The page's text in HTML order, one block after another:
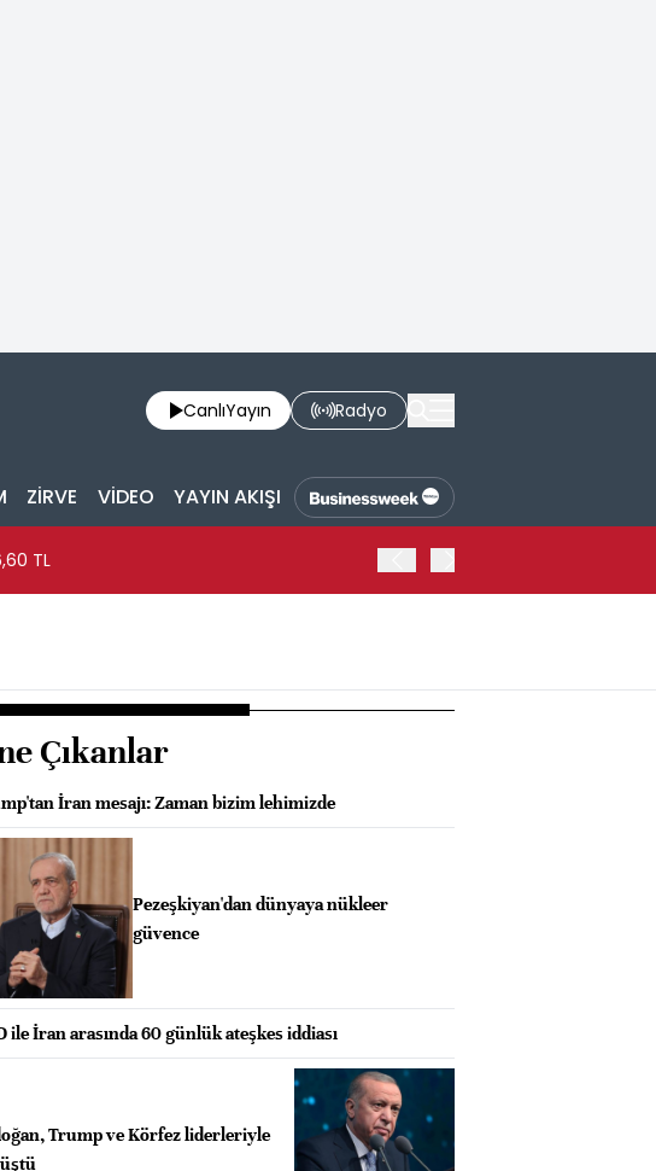
CanlıYayın Radyo
ZİRVE VİDEO YAYIN AKIŞI
TL
Çıkanlar
İran mesajı: Zaman bizim lehimizde
Pezeşkiyan'dan dünyaya nükleer
güvence
ile İran arasında 60 günlük ateşkes iddiası
Trump ve Körfez liderleriyle